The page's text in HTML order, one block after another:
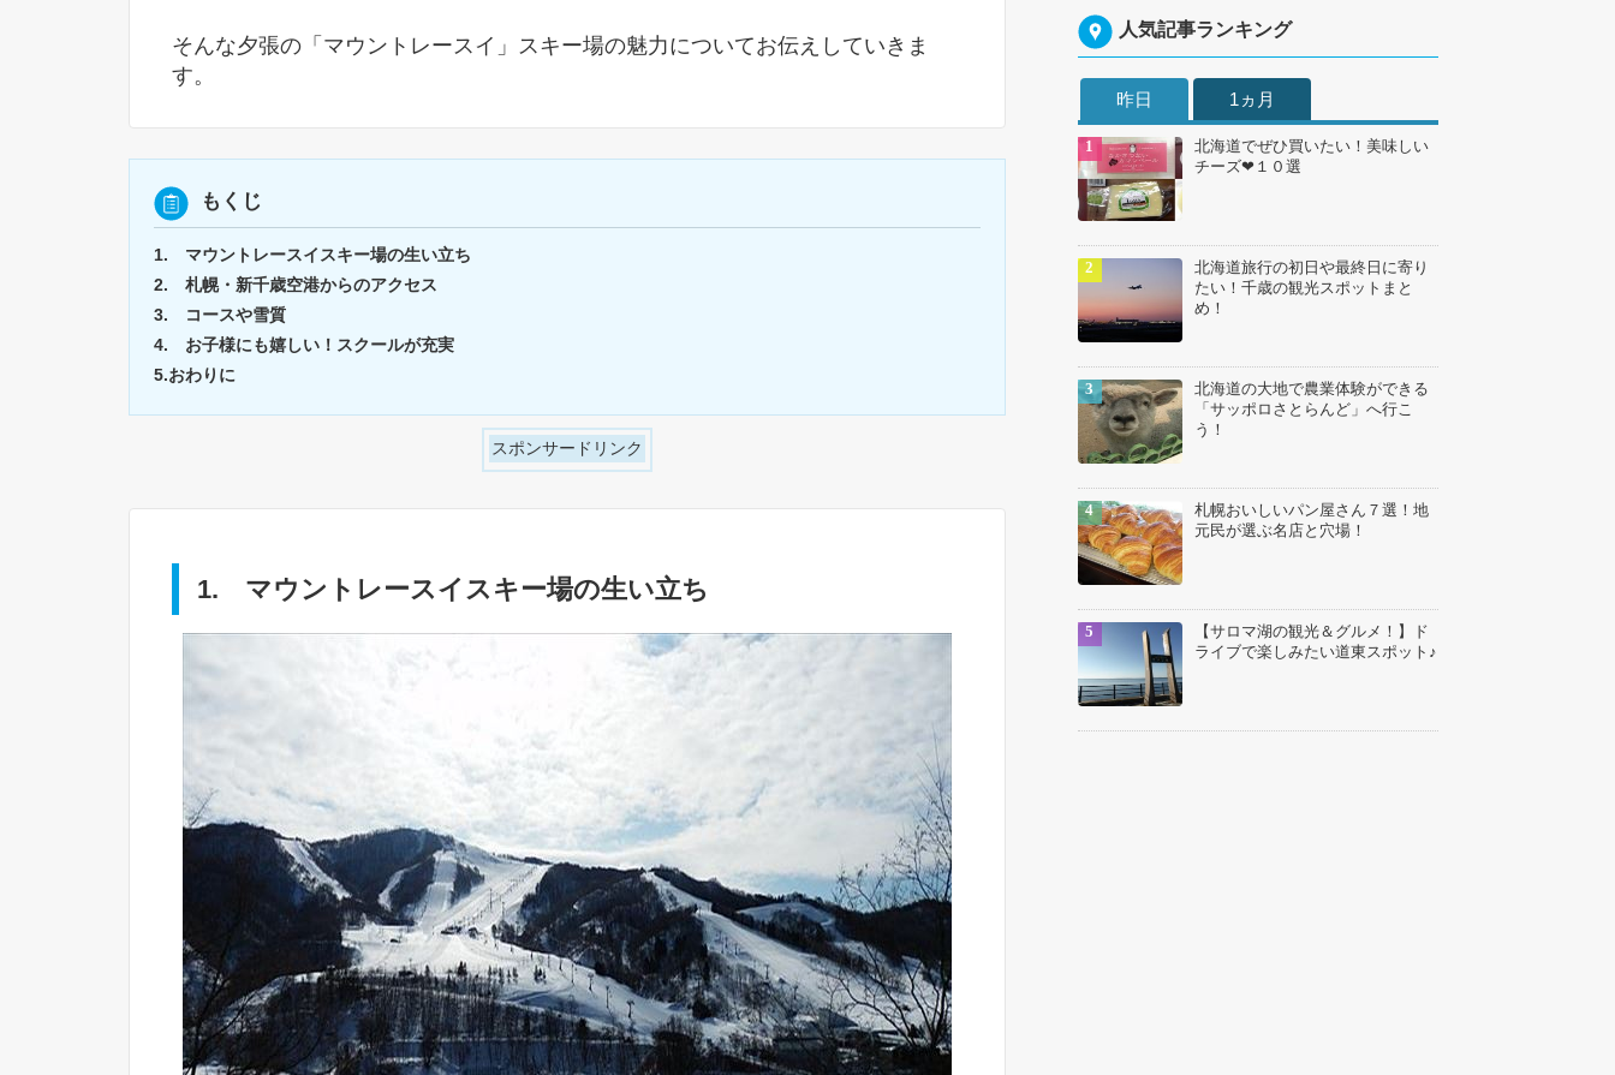
そんな夕張の「マウントレースイ」スキー場の魅力についてお伝えしていきま
す。
もくじ
1. マウントレースイスキー場の生い立ち
2. 札幌・新千歳空港からのアクセス
3. コースや雪質
4. お子様にも嬉しい！スクールが充実
5.おわりに
スポンサードリンク
1. マウントレースイスキー場の生い立ち
人気記事ランキング
昨日 1ヵ月
北海道でぜひ買いたい！美味しい
チーズ❤１０選
北海道旅行の初日や最終日に寄り
たい！千歳の観光スポットまと
め！
北海道の大地で農業体験ができる
「サッポロさとらんど」へ行こ
う！
札幌おいしいパン屋さん７選！地
元民が選ぶ名店と穴場！
【サロマ湖の観光＆グルメ！】ド
ライブで楽しみたい道東スポット♪